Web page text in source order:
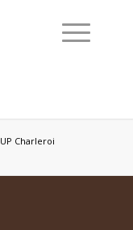
UP Charleroi